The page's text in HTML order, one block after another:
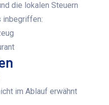
die lokalen Steuern
inbegriffen:
im Ablauf erwähnt